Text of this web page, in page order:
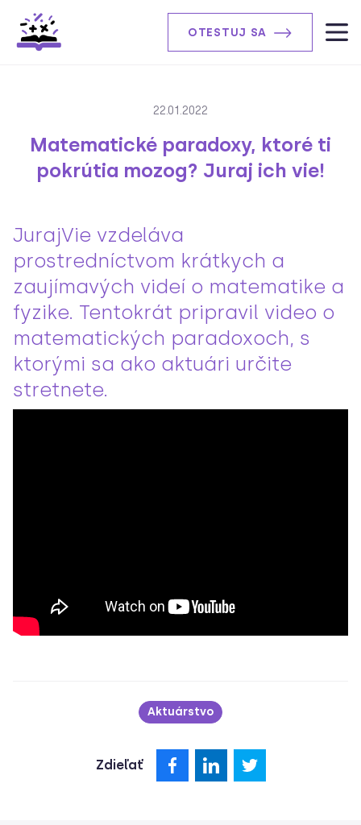
OTESTUJ SA
22.01.2022
Matematické paradoxy, ktoré ti
pokrútia mozog? Juraj ich vie!
JurajVie vzdeláva
prostredníctvom krátkych a
zaujímavých videí o matematike a
fyzike. Tentokrát pripravil video o
matematických paradoxoch, s
ktorými sa ako aktuári určite
stretnete.
Aktuárstvo
Zdieľať